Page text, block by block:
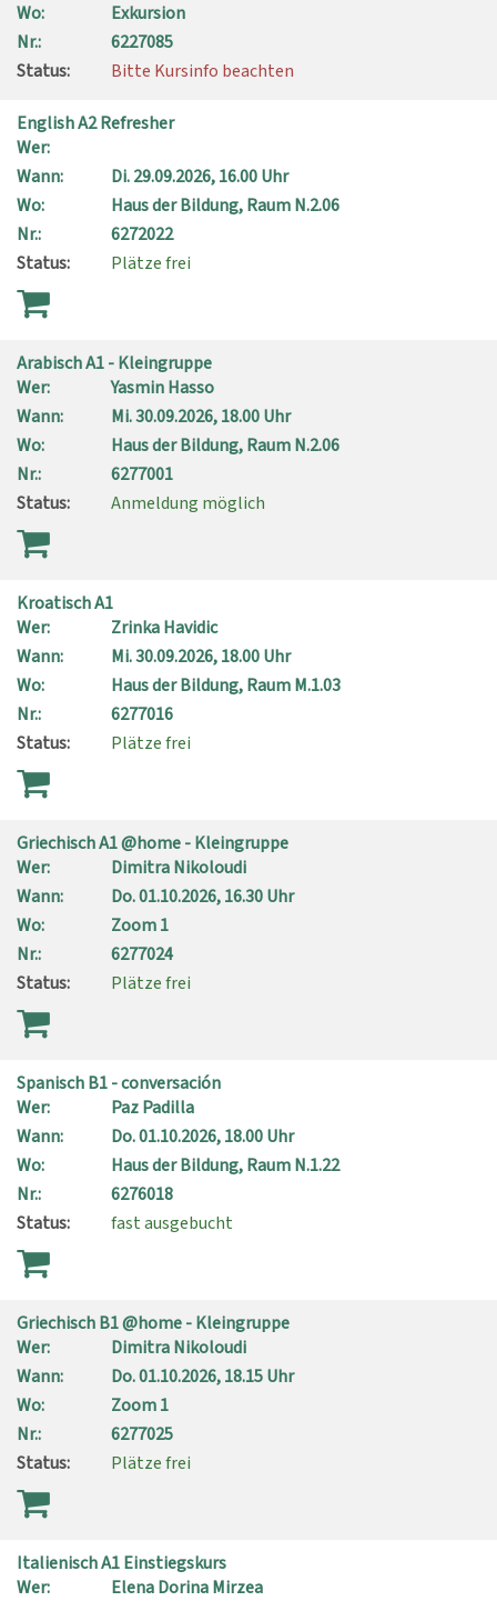
Wo:
Exkursion
Nr.:
6227085
Status:
Bitte Kursinfo beachten
English A2 Refresher
Wer:
Wann:
Di.29.09.2026, 16.00 Uhr
Wo:
Haus der Bildung, Raum N.2.06
Nr.:
6272022
Status:
Plätze frei
Arabisch A1 - Kleingruppe
Wer:
Yasmin Hasso
Wann:
Mi.30.09.2026, 18.00 Uhr
Wo:
Haus der Bildung, Raum N.2.06
Nr.:
6277001
Status:
Anmeldung möglich
Kroatisch A1
Wer:
Zrinka Havidic
Wann:
Mi.30.09.2026, 18.00 Uhr
Wo:
Haus der Bildung, Raum M.1.03
Nr.:
6277016
Status:
Plätze frei
Griechisch A1 @home - Kleingruppe
Wer:
Dimitra Nikoloudi
Wann:
Do.01.10.2026, 16.30 Uhr
Wo:
Zoom 1
Nr.:
6277024
Status:
Plätze frei
Spanisch B1 - conversación
Wer:
Paz Padilla
Wann:
Do.01.10.2026, 18.00 Uhr
Wo:
Haus der Bildung, Raum N.1.22
Nr.:
6276018
Status:
fast ausgebucht
Griechisch B1 @home - Kleingruppe
Wer:
Dimitra Nikoloudi
Wann:
Do.01.10.2026, 18.15 Uhr
Wo:
Zoom 1
Nr.:
6277025
Status:
Plätze frei
Italienisch A1 Einstiegskurs
Wer:
Elena Dorina Mirzea